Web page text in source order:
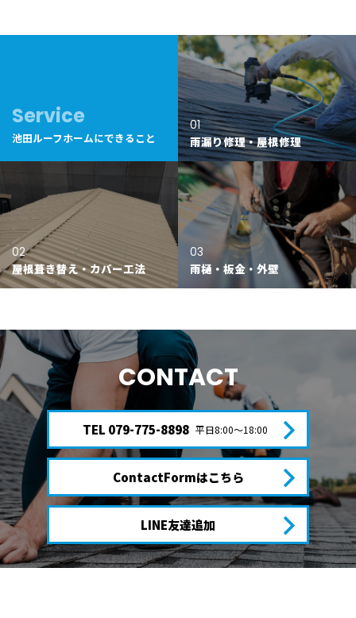
Service
池田ルーフホームにできること
01
雨漏り修理・屋根修理
02
屋根葺き替え・カバー工法
03
雨樋・板金・外壁
CONTACT
TEL 079-775-8898 平日8:00〜18:00
ContactFormはこちら
LINE友達追加